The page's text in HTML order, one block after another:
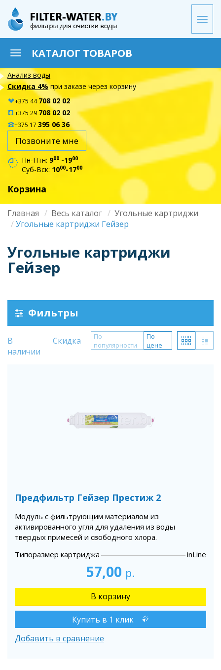
Перейти
основному
содержанию
ToggleКАТАЛОГ ТОВАРОВ
Анализ воды
Скидка 4%при заказе через корзину
+375 44708 02 02
+375 29 708 02 02
+375 17 395 06 36
Позвоните мне
Пн-Птн: 900 -1900
Суб-Вск: 1000-1700
Корзина
Строка
навигации
Главная Весь каталог
Угольные картриджи
Угольные картриджи Гейзер
Угольные картриджи
Гейзер
Фильтры
В
наличии
Скидка
По
популярности
По
цене
Предфильтр Гейзер Престиж 2
Модуль с фильтрующим материалом из
активированного угля для удаления из воды
твердых примесей и свободного хлора.
Типоразмер картриджа
inLine
57,00 р.
Купить в 1 клик
Добавить в сравнение